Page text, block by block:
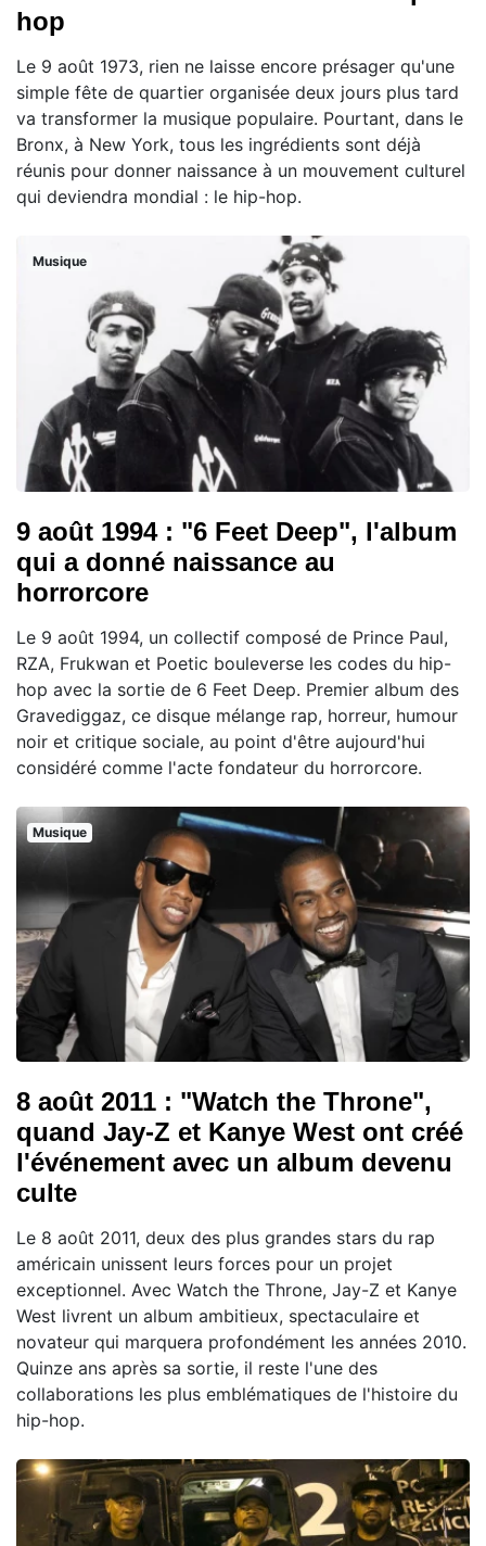
hop
Le 9 août 1973, rien ne laisse encore présager qu'une
simple fête de quartier organisée deux jours plus tard
va transformer la musique populaire. Pourtant, dans le
Bronx, à New York, tous les ingrédients sont déjà
réunis pour donner naissance à un mouvement culturel
qui deviendra mondial : le hip-hop.
Musique
9 août 1994 : "6 Feet Deep", l'album
qui a donné naissance au
horrorcore
Le 9 août 1994, un collectif composé de Prince Paul,
RZA, Frukwan et Poetic bouleverse les codes du hip-
hop avec la sortie de 6 Feet Deep. Premier album des
Gravediggaz, ce disque mélange rap, horreur, humour
noir et critique sociale, au point d'être aujourd'hui
considéré comme l'acte fondateur du horrorcore.
Musique
8 août 2011 : "Watch the Throne",
quand Jay-Z et Kanye West ont créé
l'événement avec un album devenu
culte
Le 8 août 2011, deux des plus grandes stars du rap
américain unissent leurs forces pour un projet
exceptionnel. Avec Watch the Throne, Jay-Z et Kanye
West livrent un album ambitieux, spectaculaire et
novateur qui marquera profondément les années 2010.
Quinze ans après sa sortie, il reste l'une des
collaborations les plus emblématiques de l'histoire du
hip-hop.